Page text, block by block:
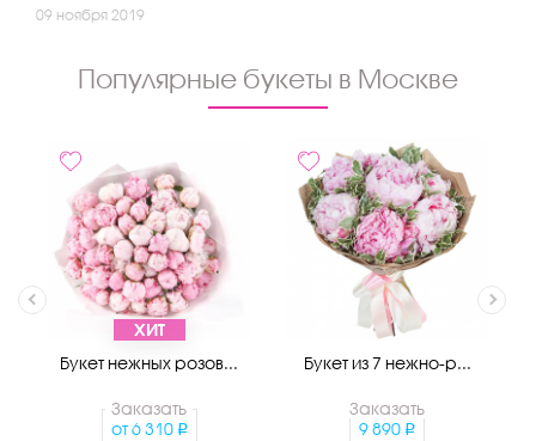
09 ноября 2019
Популярные букеты в Москве
ХИТ
Букет нежных розов...
Заказать
от 6 310
Букет из 7 нежно-р...
Заказать
9 890